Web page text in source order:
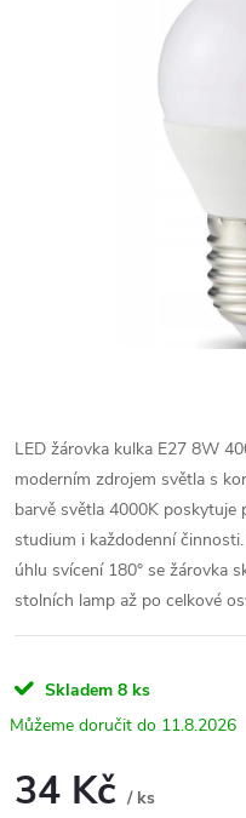
LED žárovka kulka E27 8W
moderním zdrojem světla s
barvě světla 4000K poskytuje
studium i každodenní
úhlu svícení 180° se žárovka
stolních lamp až po celkové
Skladem 8 ks
11.8.2026
34 Kč / ks